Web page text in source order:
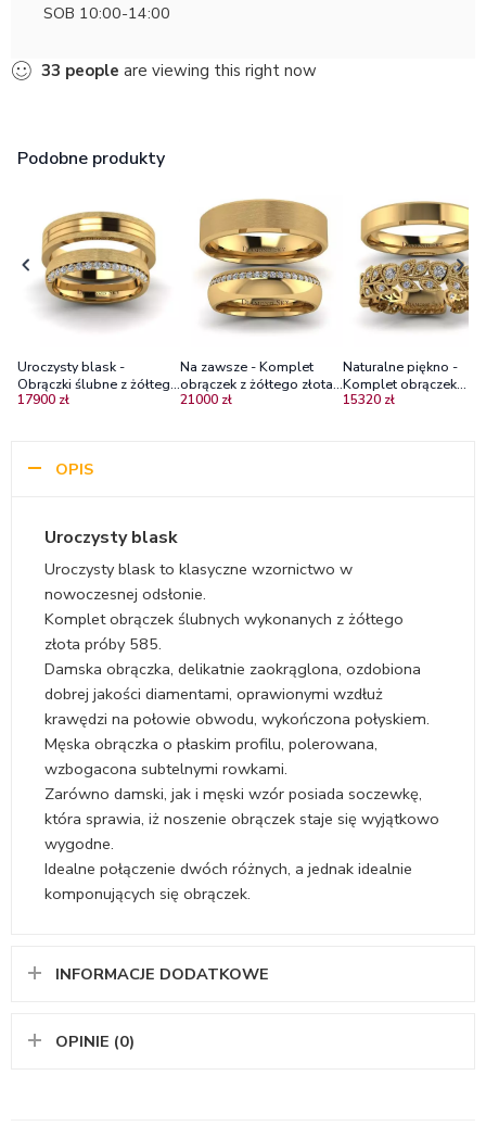
SOB 10:00-14:00
33 people are viewing this right now
Podobne produkty
Uroczysty blask -
Obrączki ślubne z żółtego
złota z diamentami, mat
17900 zł
Na zawsze - Komplet
obrączek z żółtego złota
próby 585 z diamentami
21000 zł
Naturalne piękno -
Komplet obrączek
ślubnych z żółtego
15320 zł
OPIS
Uroczysty blask
Uroczysty blask to klasyczne wzornictwo w
nowoczesnej odsłonie.
Komplet obrączek ślubnych wykonanych z żółtego
złota próby 585.
Damska obrączka, delikatnie zaokrąglona, ozdobiona
dobrej jakości diamentami, oprawionymi wzdłuż
krawędzi na połowie obwodu, wykończona połyskiem.
Męska obrączka o płaskim profilu, polerowana,
wzbogacona subtelnymi rowkami.
Zarówno damski, jak i męski wzór posiada soczewkę,
która sprawia, iż noszenie obrączek staje się wyjątkowo
wygodne.
Idealne połączenie dwóch różnych, a jednak idealnie
komponujących się obrączek.
INFORMACJE DODATKOWE
OPINIE (0)